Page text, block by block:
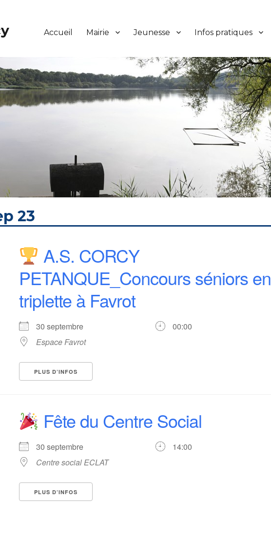
Accueil Mairie Jeunesse Infos pratiques
23
A.S. CORCY
PETANQUE_Concours séniors en
triplette à Favrot
30 septembre
00:00
Espace Favrot
PLUS D’INFOS
Fête du Centre Social
30 septembre
14:00
Centre social ECLAT
PLUS D’INFOS